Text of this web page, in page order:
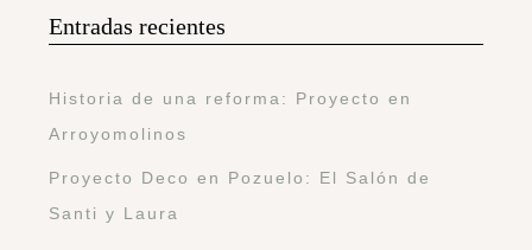
Entradas recientes
Historia de una reforma: Proyecto en
Arroyomolinos
Proyecto Deco en Pozuelo: El Salón de
Santi y Laura